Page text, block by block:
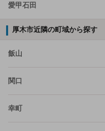
愛甲石田
厚木市近隣の町域から探す
飯山
関口
幸町